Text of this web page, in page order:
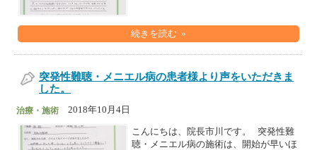
続きを読む »
突発性難聴・メニエル病の患者様より声をいただきま
した。
2018年10月4日
治療・施術
こんにちは、院長市川です。 突発性難
聴・メニエル病の施術は、開始が早いほ